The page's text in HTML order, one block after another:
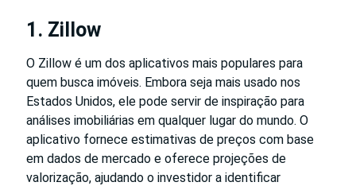
1. Zillow
O Zillow é um dos aplicativos mais populares para
quem busca imóveis. Embora seja mais usado nos
Estados Unidos, ele pode servir de inspiração para
análises imobiliárias em qualquer lugar do mundo. O
aplicativo fornece estimativas de preços com base
em dados de mercado e oferece projeções de
valorização, ajudando o investidor a identificar